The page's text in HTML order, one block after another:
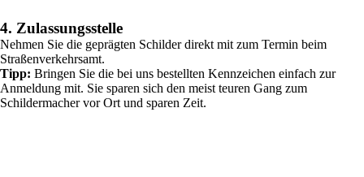
4. Zulassungsstelle
Nehmen Sie die geprägten Schilder direkt mit zum Termin beim
Straßenverkehrsamt.
Tipp: Bringen Sie die bei uns bestellten Kennzeichen einfach zur
Anmeldung mit. Sie sparen sich den meist teuren Gang zum
Schildermacher vor Ort und sparen Zeit.